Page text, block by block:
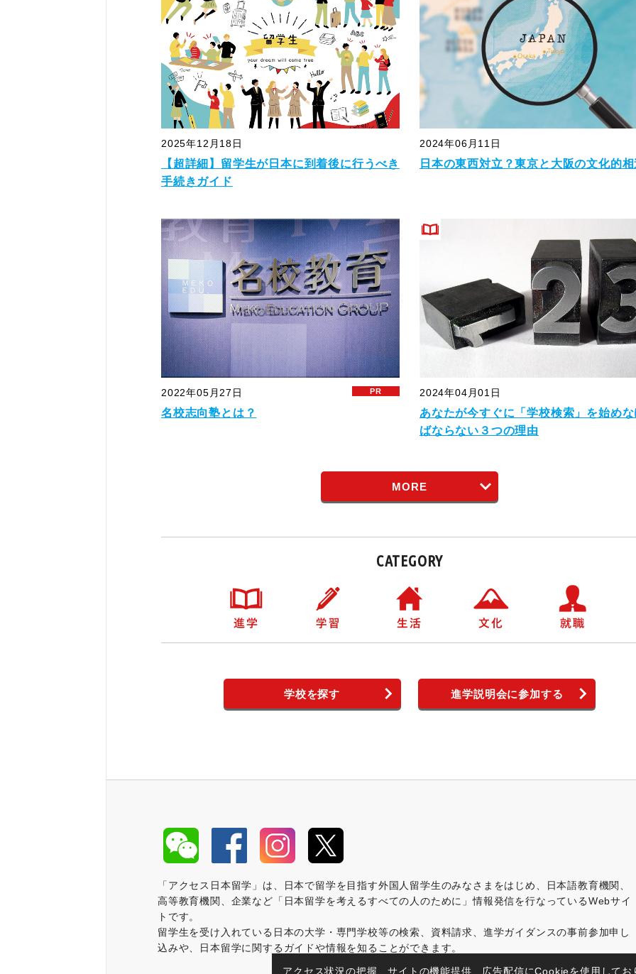
アクセス状況の把握、サイトの機能提供、広告配信にCookieを使用して
2025年12月18日
【超詳細】留学生が日本に到着後に行うべき
手続きガイド
2024年06月11日
日本の東西対立？東京と大阪の文化的
2022年05月27日
名校志向塾とは？
2024年04月01日
あなたが今すぐに「学校検索」を始め
ばならない３つの理由
MORE
CATEGORY
学校を探す 進学説明会に参加する
「アクセス日本留学」は、日本で留学を目指す外国人留学生のみなさまをはじめ、日本語教育機関、
高等教育機関、企業など「日本留学を考えるすべての人のために」情報発信を行なっているWebサイ
トです。
留学生を受け入れている日本の大学・専門学校等の検索、資料請求、進学ガイダンスの事前参加申し
込みや、日本留学に関するガイドや情報を知ることができます。